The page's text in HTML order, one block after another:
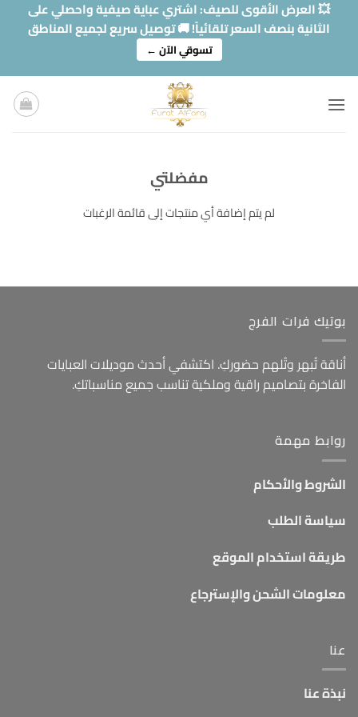
تخطي
للمحتوى
💥 العرض الأقوى للصيف: اشتري عباية صيفية واحصلي على
الثانية بنصف السعر تلقائياً! 🚚 توصيل سريع لجميع المناطق
تسوقي الآن ←
مفضلتي
لم يتم إضافة أي منتجات إلى قائمة الرغبات
بوتيك فرات الفرج
أناقة تُبهر وتُلهم حضوركِ. اكتشفي أحدث موديلات العبايات
الفاخرة بتصاميم راقية وملكية تناسب جميع مناسباتكِ.
روابط مهمة
الشروط والأحكام
سياسة الطلب
طريقة استخدام الموقع
معلومات الشحن والإسترجاع
عنا
نبذة عنا